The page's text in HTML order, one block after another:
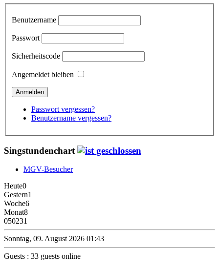
Benutzername
Passwort
Sicherheitscode
Angemeldet bleiben
Passwort vergessen?
Benutzername vergessen?
Singstundenchart
MGV-Besucher
Heute0
Gestern1
Woche6
Monat8
050231
Sonntag, 09. August 2026 01:43
Guests : 33 guests online